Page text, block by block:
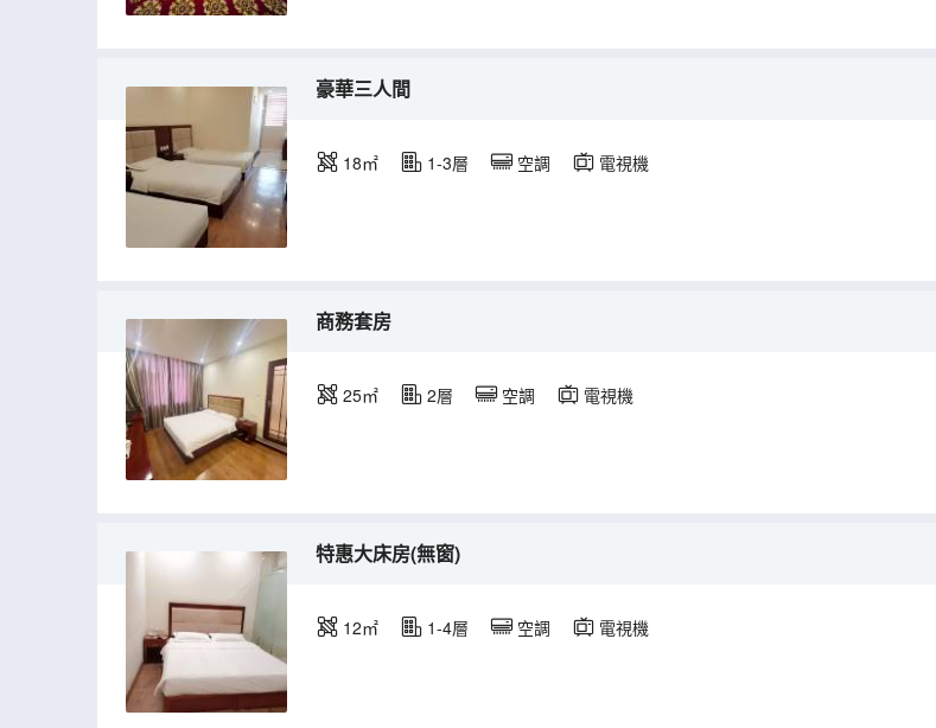
豪華三人間
18㎡ 1-3層 空調 電視機
商務套房
25㎡ 2層 空調 電視機
特惠大床房(無窗)
12㎡ 1-4層 空調 電視機